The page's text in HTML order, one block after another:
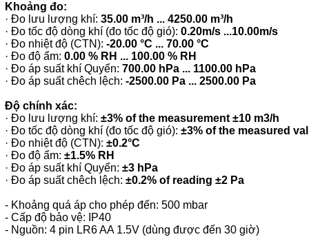
Khoảng đo:
· Đo lưu lượng khí:35.00 m³/h ... 4250.00 m³/h
· Đo tốc độ dòng khí (đo tốc độ gió):0.20m/s ...10.00m/s
· Đo nhiệt độ (CTN):-20.00 °C ... 70.00 °C
· Đo độ ẩm:0.00 % RH ... 100.00 % RH
· Đo áp suất khí Quyển:700.00 hPa ... 1100.00 hPa
· Đo áp suất chêch lệch:-2500.00 Pa ... 2500.00 Pa
Độ chính xác:
· Đo lưu lượng khí:±3% of the measurement ±10 m3/h
· Đo tốc độ dòng khí (đo tốc độ gió):±3% of the measured
· Đo nhiệt độ (CTN):±0.2°C
· Đo độ ẩm:±1.5% RH
· Đo áp suất khí Quyển:±3 hPa
· Đo áp suất chêch lệch:±0.2% of reading ±2 Pa
- Khoảng quá áp cho phép đến: 500 mbar
- Cấp độ bảo vệ: IP40
- Nguồn: 4 pin LR6 AA 1.5V (dùng được đến 30 giờ)